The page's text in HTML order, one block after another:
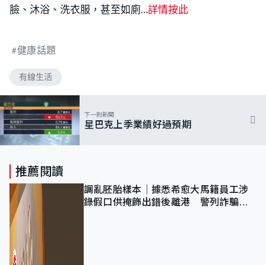
臉、沐浴、洗衣服，甚至如廁…詳情按此
健康話題
有線生活
下一則新聞
星巴克上季業績好過預期
推薦閱讀
調亂胚胎樣本｜據悉希愈大馬籍員工涉
錄假口供掩飾出錯後離港 警列詐騙